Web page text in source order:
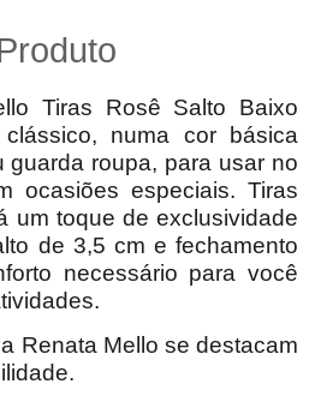
Tiras Rosê Salto Baixo
numa cor básica
guarda roupa, para usar no
ocasiões especiais. Tiras
um toque de exclusividade
de 3,5 cm e fechamento
necessário para você
Renata Mello se destacam